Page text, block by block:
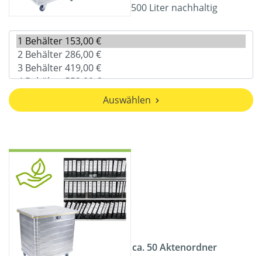
500 Liter nachhaltig
Auswählen
ca. 50 Aktenordner